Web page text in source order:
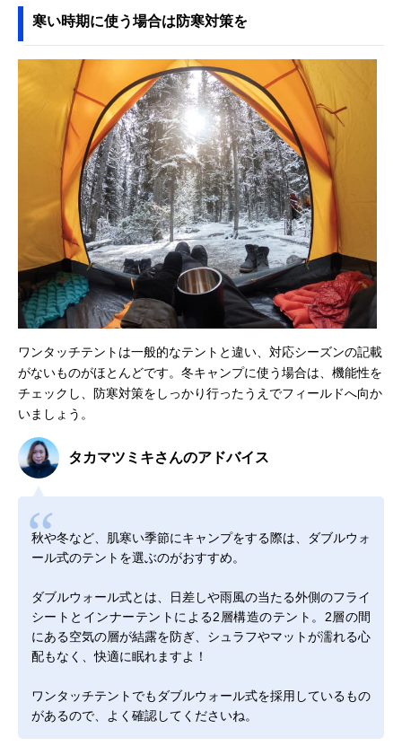
寒い時期に使う場合は防寒対策を
ワンタッチテントは一般的なテントと違い、対応シーズンの記載
がないものがほとんどです。冬キャンプに使う場合は、機能性を
チェックし、防寒対策をしっかり行ったうえでフィールドへ向か
いましょう。
タカマツミキさんのアドバイス
秋や冬など、肌寒い季節にキャンプをする際は、ダブルウォ
ール式のテントを選ぶのがおすすめ。
ダブルウォール式とは、日差しや雨風の当たる外側のフライ
シートとインナーテントによる2層構造のテント。2層の間
にある空気の層が結露を防ぎ、シュラフやマットが濡れる心
配もなく、快適に眠れますよ！
ワンタッチテントでもダブルウォール式を採用しているもの
があるので、よく確認してくださいね。